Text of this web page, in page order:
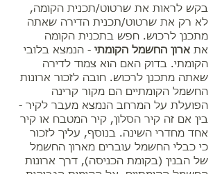
בקש לראות את שרטוט/תכנית הקומה,
לא רק את שרטוט/תכנית הדירה שאתה
מתכנן לרכוש. חפש בתכנית הקומה
את ארון החשמל הקומתי - הנמצא בלובי
הקומתי. בדוק האם הוא צמוד לדירה
שאתה מתכנן לרכוש. חובה לזכור ארונות
החשמל הקומתיים הם מקור קרינה
הפועלת על המרחב הנמצא מעבר לקיר -
בין אם זה קיר הסלון, קיר המטבח או קיר
אחד מחדרי השינה. בנוסף, עליך לזכור
כי כבלי החשמל עוברים מארון החשמל
של הבנין (בקומת הכניסה), דרך ארונות